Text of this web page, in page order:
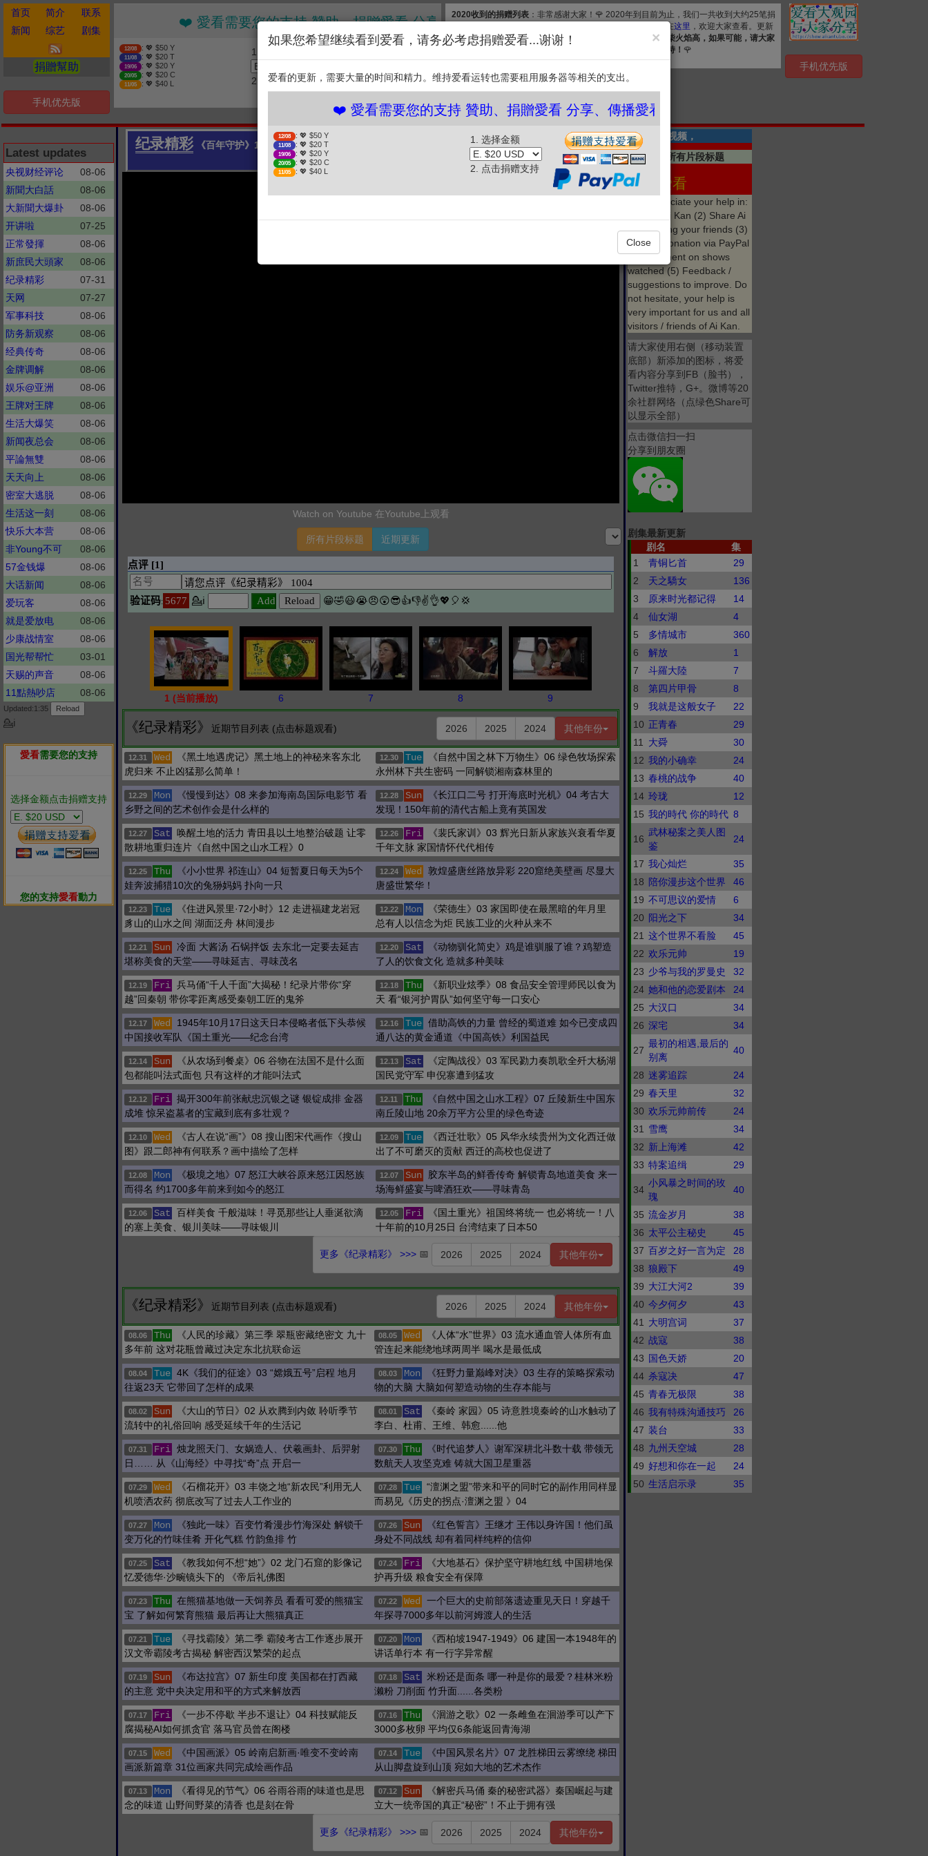
首页 简介
联系
新闻
综艺 剧集
捐贈幫助
手机优先版
❤️ 愛看需要您的支持 贊助、捐贈愛看 分享、傳播愛看 ❤️
12/08 : 💖 $50 Y
11/08 : 💖 $20 T
19/06 : 💖 $20 Y
20/05 : 💖 $20 C
11/05 : 💖 $40 L
1. 选择金额
2. 点击捐赠支持
2020收到的捐赠列表：非常感谢大家！🌹 2020年到目前为止，我们一共收到大约25笔捐
款, 合计$830. 扣除银行费用，净收$777.83. 详细清单公布在这里 ，欢迎大家查看。更新
和维护【爱看】，我们需要投入大量的时间和资源，
众人拾柴火焰高，如果可能，请大家
继续捐赠支持爱看。衷心感谢您的支持！ 🌹
手机优先版
Latest updates
央视财经评论
08-06
新聞大白話
08-06
大新聞大爆卦
08-06
开讲啦
07-25
正常發揮
08-06
新庶民大頭家
08-06
纪录精彩
07-31
天网
07-27
军事科技
08-06
防务新观察
08-06
经典传奇
08-06
金牌调解
08-06
娱乐@亚洲
08-06
王牌对王牌
08-06
生活大爆笑
08-06
新闻夜总会
08-06
平論無雙
08-06
天天向上
08-06
密室大逃脱
08-06
生活这一刻
08-06
快乐大本营
08-06
非Young不可
08-06
57金钱爆
08-06
大话新闻
08-06
爱玩客
08-06
就是爱放电
08-06
少康战情室
08-06
国光帮帮忙
03-01
天赐的声音
08-06
11點熱吵店
08-06
Updated:1:35
💁ℹ
愛看需要您的支持
选择金额点击捐赠支持
您的支持愛看動力
纪录精彩
《百年守护》10 一天看百年从帝王宫殿到现代博物馆 一日虽短 足以窥见紫禁城百年的“变”与“不
Watch on Youtube 在Youtube上观看
所有片段标题 近期更新
1 (当前播放) 6 7 8 9
《纪录精彩》 近期节目列表 (点击标题观看) 2026 2025 2024 其他年份
12.31 Wed
《黑土地遇虎记》黑土地上的神秘来客东北
虎归来 不止凶猛那么简单！
12.30 Tue
《自然中国之林下万物生》06 绿色牧场探索
永州林下共生密码 一同解锁湘南森林里的
12.29 Mon
《慢慢到达》08 来参加海南岛国际电影节 看
乡野之间的艺术创作会是什么样的
12.28 Sun
《长江口二号 打开海底时光机》04 考古大
发现！150年前的清代古船上竟有英国发
12.27 Sat
唤醒土地的活力 青田县以土地整治破题 让零
散耕地重归连片《自然中国之山水工程》0
12.26 Fri
《裴氏家训》03 辉光日新从家族兴衰看华夏
千年文脉 家国情怀代代相传
12.25 Thu
《小小世界 祁连山》04 短暂夏日每天为5个
娃奔波捕猎10次的兔狲妈妈 扑向一只
12.24 Wed
敦煌盛唐丝路放异彩 220窟绝美壁画 尽显大
唐盛世繁华！
12.23 Tue
《住进风景里·72小时》12 走进福建龙岩冠
豸山的山水之间 湖面泛舟 林间漫步
12.22 Mon
《荣德生》03 家国即使在最黑暗的年月里
总有人以信念为炬 民族工业的火种从来不
12.21 Sun
冷面 大酱汤 石锅拌饭 去东北一定要去延吉
堪称美食的天堂——寻味延吉、寻味茂名
12.20 Sat
《动物驯化简史》鸡是谁驯服了谁？鸡塑造
了人的饮食文化 造就多种美味
12.19 Fri 兵马俑“千人千面”大揭秘！纪录片带你“穿
越”回秦朝 带你零距离感受秦朝工匠的鬼斧
12.18 Thu
《新职业炫季》08 食品安全管理师民以食为
天 看“银河护胃队”如何坚守每一口安心
12.17 Wed
1945年10月17日这天日本侵略者低下头恭候
中国接收军队《国土重光——纪念台湾
12.16 Tue 借助高铁的力量 曾经的蜀道难 如今已变成四
通八达的黄金通道《中国高铁》利国益民
12.14 Sun
《从农场到餐桌》06 谷物在法国不是什么面
包都能叫法式面包 只有这样的才能叫法式
12.13 Sat
《定陶战役》03 军民勠力奏凯歌全歼大杨湖
国民党守军 申倪寨遭到猛攻
12.12 Fri 揭开300年前张献忠沉银之谜 银锭成排 金器
成堆 惊呆盗墓者的宝藏到底有多壮观？
12.11 Thu
《自然中国之山水工程》07 丘陵新生中国东
南丘陵山地 20余万平方公里的绿色奇迹
12.10 Wed
《古人在说“画”》08 搜山图宋代画作《搜山
图》跟二郎神有何联系？画中描绘了怎样
12.09 Tue
《西迁壮歌》05 风华永续贵州为文化西迁做
出了不可磨灭的贡献 西迁的高校也促进了
12.08 Mon
《极境之地》07 怒江大峡谷原来怒江因怒族
而得名 约1700多年前来到如今的怒江
12.07 Sun
胶东半岛的鲜香传奇 解锁青岛地道美食 来一
场海鲜盛宴与啤酒狂欢——寻味青岛
12.06 Sat
百样美食 千般滋味！寻觅那些让人垂涎欲滴
的塞上美食、银川美味——寻味银川
12.05 Fri
《国土重光》祖国终将统一 也必将统一！八
十年前的10月25日 台湾结束了日本50
更多《纪录精彩》 >>> 📅 2026 2025 2024 其他年份
《纪录精彩》 近期节目列表 (点击标题观看) 2026 2025 2024 其他年份
08.06 Thu
《人民的珍藏》第三季 翠瓶密藏绝密文 九十
多年前 这对花瓶曾藏过决定东北抗联命运
08.05 Wed
《人体“水”世界》03 流水通血管人体所有血
管连起来能绕地球两周半 喝水是最低成
08.04 Tue 4K《我们的征途》03 “嫦娥五号”启程 地月
往返23天 它带回了怎样的成果
08.03 Mon
《狂野力量巅峰对决》03 生存的策略探索动
物的大脑 大脑如何塑造动物的生存本能与
08.02 Sun
《大山的节日》02 从欢腾到内敛 聆听季节
流转中的礼俗回响 感受延续千年的生活记
08.01 Sat
《秦岭 家园》05 诗意胜境秦岭的山水触动了
李白、杜甫、王维、韩愈......他
07.31 Fri 烛龙照天门、女娲造人、伏羲画卦、后羿射
日…… 从《山海经》中寻找“奇”点 开启一
07.30 Thu
《时代追梦人》谢军深耕北斗数十载 带领无
数航天人攻坚克难 铸就大国卫星重器
07.29 Wed
《石榴花开》03 丰饶之地“新农民”利用无人
机喷洒农药 彻底改写了过去人工作业的
07.28 Tue “澶渊之盟”带来和平的同时它的副作用同样显
而易见《历史的拐点·澶渊之盟 》04
07.27 Mon
《独此一味》百变竹肴漫步竹海深处 解锁千
变万化的竹味佳肴 开化气糕 竹韵鱼排 竹
07.26 Sun
《红色誓言》王继才 王伟以身许国！他们虽
身处不同战线 却有着同样纯粹的信仰
07.25 Sat
《教我如何不想“她”》02 龙门石窟的影像记
忆爱德华·沙畹镜头下的 《帝后礼佛图
07.24 Fri
《大地基石》保护坚守耕地红线 中国耕地保
护再升级 粮食安全有保障
07.23 Thu
在熊猫基地做一天饲养员 看看可爱的熊猫宝
宝 了解如何繁育熊猫 最后再让大熊猫真正
07.22 Wed
一个巨大的史前部落遗迹重见天日！穿越千
年探寻7000多年以前河姆渡人的生活
07.21 Tue
《寻找霸陵》第二季 霸陵考古工作逐步展开
汉文帝霸陵考古揭秘 解密西汉繁荣的起点
07.20 Mon
《西柏坡1947-1949》06 建国一本1948年的
讲话单行本 有一行字异常醒
07.19 Sun
《布达拉宫》07 新生印度 美国都在打西藏
的主意 党中央决定用和平的方式来解放西
07.18 Sat
米粉还是面条 哪一种是你的最爱？桂林米粉
濑粉 刀削面 竹升面......各类粉
07.17 Fri
《一步不停歇 半步不退让》04 科技赋能反
腐揭秘AI如何抓贪官 落马官员曾在阁楼
07.16 Thu
《洄游之歌》02 一条雌鱼在洄游季可以产下
3000多枚卵 平均仅6条能返回青海湖
07.15 Wed
《中国画派》05 岭南启新画·唯变不变岭南
画派新篇章 31位画家共同完成绘画作品
07.14 Tue
《中国风景名片》07 龙胜梯田云雾缭绕 梯田
从山脚盘旋到山顶 宛如大地的艺术杰作
07.13 Mon
《看得见的节气》06 谷雨谷雨的味道也是思
念的味道 山野间野菜的清香 也是刻在骨
07.12 Sun
《解密兵马俑 秦的秘密武器》秦国崛起与建
立大一统帝国的真正“秘密”！不止于拥有强
更多《纪录精彩》 >>> 📅 2026 2025 2024 其他年份
共有30段视频，
点击显示所有片段标题
参与 爱看
We appreciate your help in:
(1) Like Ai Kan (2) Share Ai
Kan among your friends (3)
Make a donation via PayPal
(4) Comment on shows
watched (5) Feedback /
suggestions to improve. Do
not hesitate, your help is
very important for us and all
visitors / friends of Ai Kan.
请大家使用右侧（移动装置
底部）新添加的图标，将爱
看内容分享到FB（脸书），
Twitter推特，G+。微博等20
余社群网络（点绿色Share可
以显示全部）
点击微信扫一扫
分享到朋友圈
剧集最新更新
剧名
集
1
青铜匕首
29
2
天之驕女
136
3
原来时光都记得
14
4
仙女湖
4
5
多情城市
360
6
解放
1
7
斗羅大陸
7
8
第四片甲骨
8
9
我就是这般女子
22
10 正青春
29
11
大舜
30
12 我的小确幸
24
13 春桃的战争
40
14 玲珑
12
15 我的時代 你的時代 8
16
武林秘案之美人图
鉴
24
17 我心灿烂
35
18 陪你漫步这个世界
46
19 不可思议的爱情
6
20 阳光之下
34
21 这个世界不看脸
45
22 欢乐元帅
19
23 少爷与我的罗曼史
32
24 她和他的恋爱剧本
24
25 大汉口
34
26 深宅 34
27
最初的相遇,最后的
别离
40
28 迷雾追踪
24
29 春天里
32
30 欢乐元帅前传
24
31
雪鹰
34
32 新上海滩
42
33 特案追缉 29
34
小风暴之时间的玫
瑰
40
35 流金岁月
38
36 太平公主秘史
45
37 百岁之好一言为定
28
38 狼殿下
49
39 大江大河2
39
40 今夕何夕
43
41
大明宫词
37
42 战寇
38
43 国色天娇
20
44 杀寇决
47
45 青春无极限
38
46 我有特殊沟通技巧
26
47 装台
33
48 九州天空城
28
49 好想和你在一起
24
50 生活启示录 35
×
如果您希望继续看到爱看，请务必考虑捐赠爱看...谢谢！
爱看的更新，需要大量的时间和精力。维持爱看运转也需要租用服务器等相关的支出。
❤️ 愛看需要您的支持 贊助、捐贈愛看 分享、傳播愛看 ❤️
12/08 : 💖 $50 Y
11/08 : 💖 $20 T
19/06 : 💖 $20 Y
20/05 : 💖 $20 C
11/05 : 💖 $40 L
1. 选择金额
2. 点击捐赠支持
Close